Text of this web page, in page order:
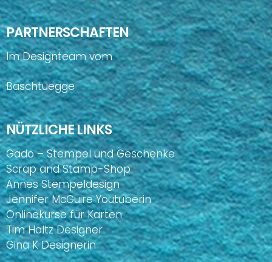
PARTNERSCHAFTEN
Im Designteam vom
Baschtuegge
NÜTZLICHE LINKS
Gado – Stempel und Geschenke
Scrap and Stamp-Shop
Annes Stempeldesign
Jennifer McGuire Youtuberin
Onlinekurse für Karten
Tim Holtz Designer
Gina K Designerin